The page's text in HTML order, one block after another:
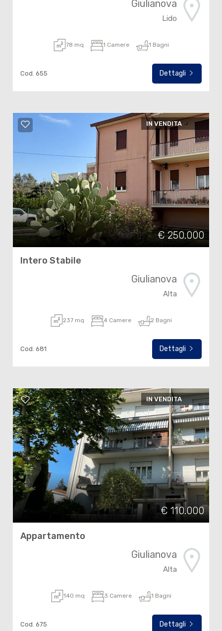
Giulianova
Lido
78 mq 1 Camere 1 Bagni
Cod. 655 Dettagli
IN VENDITA
€ 250.000
Intero Stabile
Giulianova
Alta
237 mq 4 Camere 2 Bagni
Cod. 681 Dettagli
IN VENDITA
€ 110.000
Appartamento
Giulianova
Alta
140 mq 3 Camere 1 Bagni
Cod. 675 Dettagli